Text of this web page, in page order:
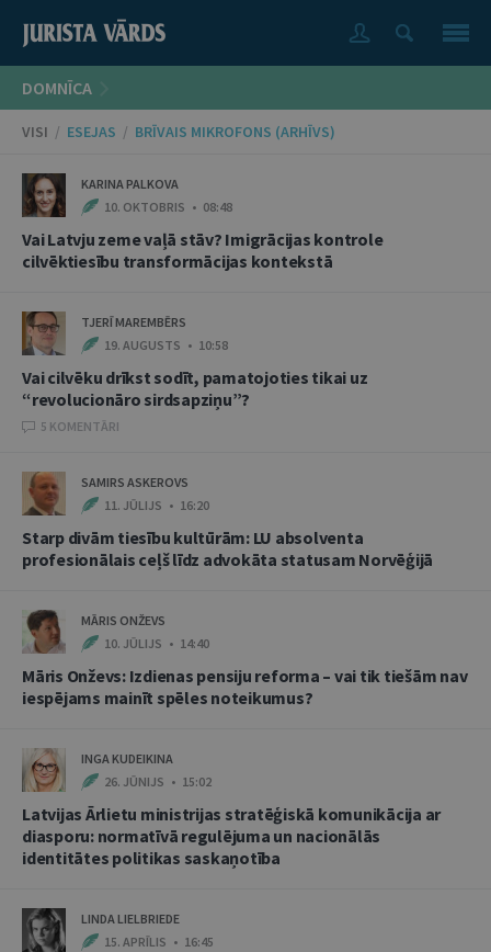
DOMNĪCA
VISI / ESEJAS / BRĪVAIS MIKROFONS (ARHĪVS)
KARINA PALKOVA
10. OKTOBRIS • 08:48
Vai Latvju zeme vaļā stāv? Imigrācijas kontrole
cilvēktiesību transformācijas kontekstā
TJERĪ MAREMBĒRS
19. AUGUSTS • 10:58
Vai cilvēku drīkst sodīt, pamatojoties tikai uz
“revolucionāro sirdsapziņu”?
5 KOMENTĀRI
SAMIRS ASKEROVS
11. JŪLIJS • 16:20
Starp divām tiesību kultūrām: LU absolventa
profesionālais ceļš līdz advokāta statusam Norvēģijā
MĀRIS ONŽEVS
10. JŪLIJS • 14:40
Māris Onževs: Izdienas pensiju reforma – vai tik tiešām nav
iespējams mainīt spēles noteikumus?
INGA KUDEIKINA
26. JŪNIJS • 15:02
Latvijas Ārlietu ministrijas stratēģiskā komunikācija ar
diasporu: normatīvā regulējuma un nacionālās
identitātes politikas saskaņotība
LINDA LIELBRIEDE
15. APRĪLIS • 16:45